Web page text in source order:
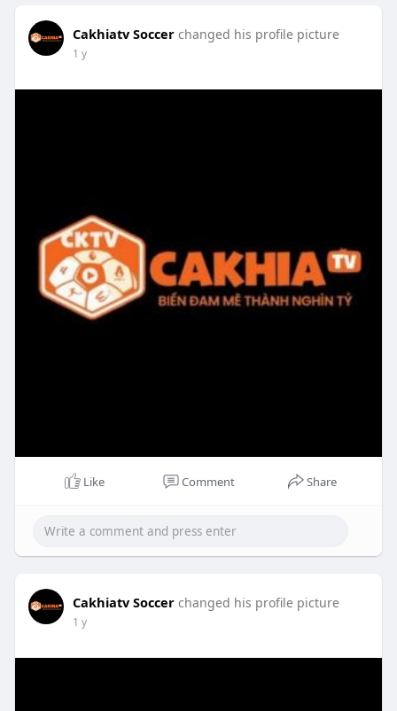
Cakhiatv Soccer changed his profile picture
1 y
Like Comment Share
Cakhiatv Soccer changed his profile picture
1 y